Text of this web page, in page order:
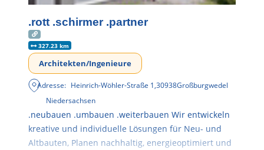
.rott .schirmer .partner
327.23 km
Architekten/Ingenieure
Adresse: Heinrich-Wöhler-Straße 1,30938Großburgwedel
Niedersachsen
.neubauen .umbauen .weiterbauen Wir entwickeln
kreative und individuelle Lösungen für Neu- und
Altbauten, Planen nachhaltig, energieoptimiert und